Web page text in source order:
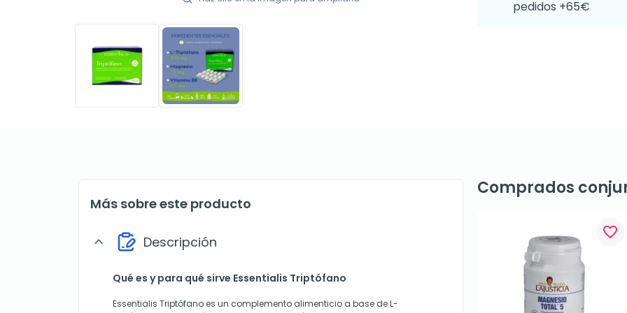
pedidos +65€
Más sobre este producto
expand_more Descripción
Qué es y para qué sirve Essentialis Triptófano
Essentialis Triptófano es un complemento alimenticio a base de L-
Comprados
favorite_border